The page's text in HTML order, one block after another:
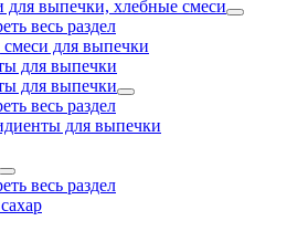
для выпечки, хлебные смеси
весь раздел
для выпечки
для выпечки
для выпечки
весь раздел
для выпечки
весь раздел